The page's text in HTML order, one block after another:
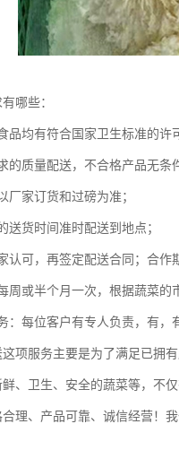
哪些：
品均有符合国家卫生标准的许
的质量配送，不合格产品无条
厂家订货和过磅为准；
送货时间准时配送到地点；
认可，再签定配送合同；合作
周或半个月一次，根据蔬菜的
：每位客户有专人负责，有，
项服务主要是为了满足已拥
、卫生、安全的蔬菜等，不
理、产品可靠、诚信经营！